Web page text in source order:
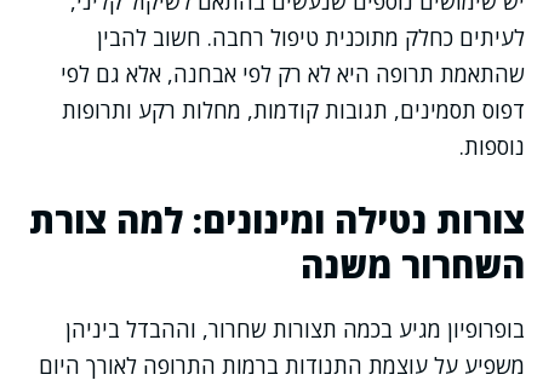
לעיתים כחלק מתוכנית טיפול רחבה. חשוב להבין
שהתאמת תרופה היא לא רק לפי אבחנה, אלא גם לפי
דפוס תסמינים, תגובות קודמות, מחלות רקע ותרופות
נוספות.
צורות נטילה ומינונים: למה צורת
השחרור משנה
בופרופיון מגיע בכמה תצורות שחרור, וההבדל ביניהן
משפיע על עוצמת התנודות ברמות התרופה לאורך היום